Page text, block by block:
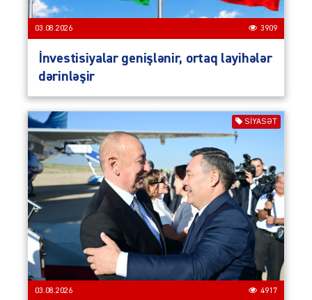
03.08.2026 3909
İnvestisiyalar genişlənir, ortaq layihələr
dərinləşir
SIYASƏT
03.08.2026 4917